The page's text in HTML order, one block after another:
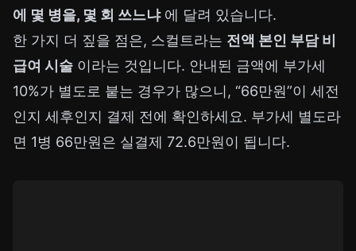
에 몇 병을, 몇 회 쓰느냐에 달려 있습니다.
한 가지 더 짚을 점은, 스컬트라는 전액 본인 부담 비
급여 시술 이라는 것입니다. 안내된 금액에 부가세
10%가 별도로 붙는 경우가 많으니, “66만원”이 세전
인지 세후인지 결제 전에 확인하세요. 부가세 별도라
면 1병 66만원은 실결제 72.6만원이 됩니다.